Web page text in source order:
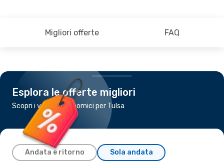
Migliori offerte FAQ
Esplora le offerte migliori
Scopri i voli più economici per Tulsa
Andata e ritorno Sola andata